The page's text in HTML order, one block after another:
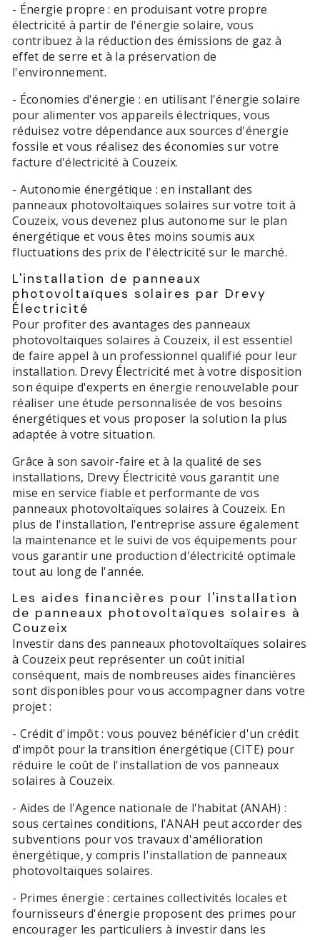
- Énergie propre : en produisant votre propre
électricité à partir de l'énergie solaire, vous
contribuez à la réduction des émissions de gaz à
effet de serre et à la préservation de
l'environnement.
- Économies d'énergie : en utilisant l'énergie solaire
pour alimenter vos appareils électriques, vous
réduisez votre dépendance aux sources d'énergie
fossile et vous réalisez des économies sur votre
facture d'électricité à Couzeix.
- Autonomie énergétique : en installant des
panneaux photovoltaïques solaires sur votre toit à
Couzeix, vous devenez plus autonome sur le plan
énergétique et vous êtes moins soumis aux
fluctuations des prix de l'électricité sur le marché.
L'installation de panneaux
photovoltaïques solaires par Drevy
Électricité
Pour profiter des avantages des panneaux
photovoltaïques solaires à Couzeix, il est essentiel
de faire appel à un professionnel qualifié pour leur
installation. Drevy Électricité met à votre disposition
son équipe d'experts en énergie renouvelable pour
réaliser une étude personnalisée de vos besoins
énergétiques et vous proposer la solution la plus
adaptée à votre situation.
Grâce à son savoir-faire et à la qualité de ses
installations, Drevy Électricité vous garantit une
mise en service fiable et performante de vos
panneaux photovoltaïques solaires à Couzeix. En
plus de l'installation, l'entreprise assure également
la maintenance et le suivi de vos équipements pour
vous garantir une production d'électricité optimale
tout au long de l'année.
Les aides financières pour l'installation
de panneaux photovoltaïques solaires à
Couzeix
Investir dans des panneaux photovoltaïques solaires
à Couzeix peut représenter un coût initial
conséquent, mais de nombreuses aides financières
sont disponibles pour vous accompagner dans votre
projet :
- Crédit d'impôt : vous pouvez bénéficier d'un crédit
d'impôt pour la transition énergétique (CITE) pour
réduire le coût de l'installation de vos panneaux
solaires à Couzeix.
- Aides de l'Agence nationale de l'habitat (ANAH) :
sous certaines conditions, l'ANAH peut accorder des
subventions pour vos travaux d'amélioration
énergétique, y compris l'installation de panneaux
photovoltaïques solaires.
- Primes énergie : certaines collectivités locales et
fournisseurs d'énergie proposent des primes pour
encourager les particuliers à investir dans les